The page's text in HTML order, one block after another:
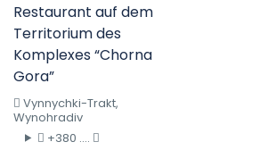
Restaurant auf dem
Territorium des
Komplexes “Chorna
Gora”
Vynnychki-Trakt,
Wynohradiv
+380 ....